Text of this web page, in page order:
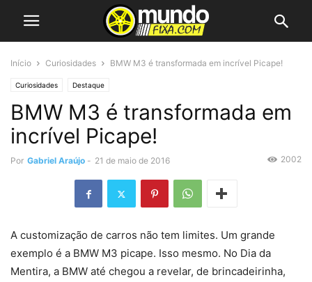
Início Curiosidades BMW M3 é transformada em incrível Picape!
Curiosidades Destaque
BMW M3 é transformada em
incrível Picape!
Por Gabriel Araújo - 21 de maio de 2016 2002
A customização de carros não tem limites. Um grande
exemplo é a BMW M3 picape. Isso mesmo. No Dia da
Mentira, a BMW até chegou a revelar, de brincadeirinha,